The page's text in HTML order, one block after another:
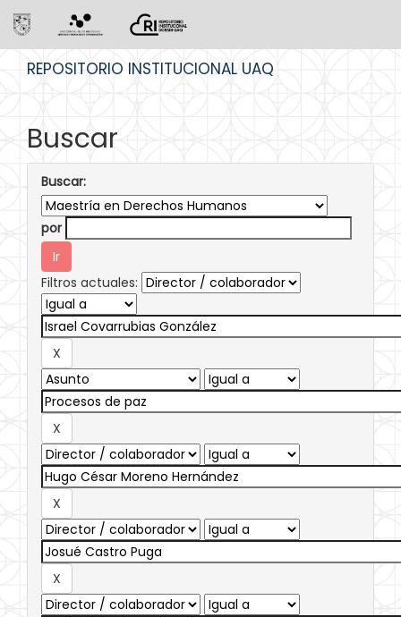
REPOSITORIO INSTITUCIONAL UAQ
Buscar
Buscar:
por
Filtros actuales: